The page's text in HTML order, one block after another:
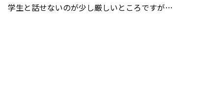
学生と話せないのが少し厳しいところですが…